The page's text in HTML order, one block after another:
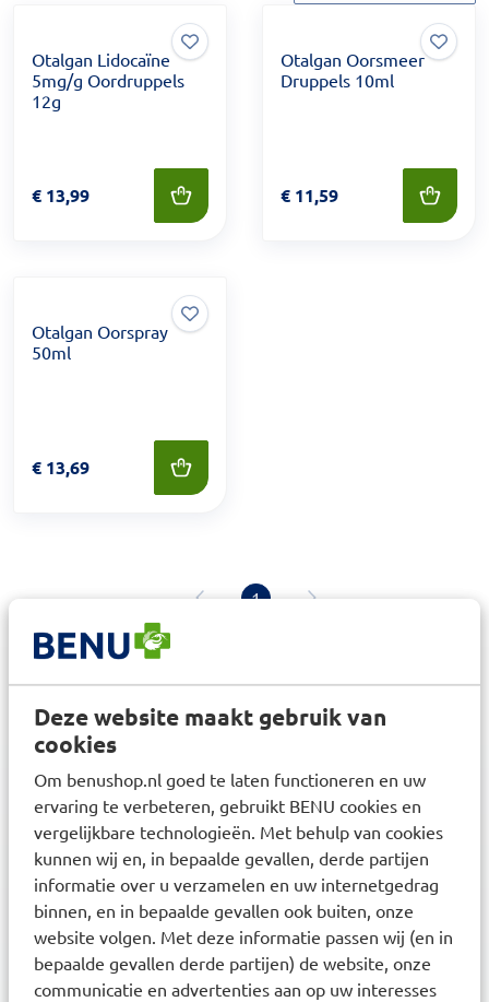
Deze website maakt gebruik van
cookies
Om benushop.nl goed te laten functioneren en uw
ervaring te verbeteren, gebruikt BENU cookies en
vergelijkbare technologieën. Met behulp van cookies
kunnen wij en, in bepaalde gevallen, derde partijen
informatie over u verzamelen en uw internetgedrag
binnen, en in bepaalde gevallen ook buiten, onze
website volgen. Met deze informatie passen wij (en in
bepaalde gevallen derde partijen) de website, onze
communicatie en advertenties aan op uw interesses
Otalgan Lidocaïne
5mg/g Oordruppels
12g
Prijs: € 13,99
€ 13,99
Otalgan Oorsmeer
Druppels 10ml
Prijs: € 11,59
€ 11,59
Otalgan Oorspray
50ml
Prijs: € 13,69
€ 13,69
1
Klanten waarderen ons met een8.6